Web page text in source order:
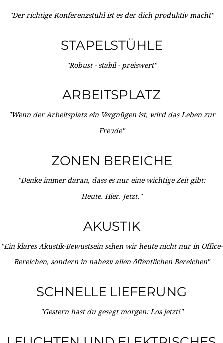
"Der richtige Konferenzstuhl ist es der dich produktiv macht"
STAPELSTÜHLE
"Robust - stabil - preiswert"
ARBEITSPLATZ
"Wenn der Arbeitsplatz ein Vergnügen ist, wird das Leben zur
Freude"
ZONEN BEREICHE
"Denke immer daran, dass es nur eine wichtige Zeit gibt:
Heute. Hier. Jetzt."
AKUSTIK
"Ein klares Akustik-Bewustsein sehen wir heute nicht nur in Office-
Bereichen, sondern in nahezu allen öffentlichen Bereichen"
SCHNELLE LIEFERUNG
"Gestern hast du gesagt morgen: Los jetzt!"